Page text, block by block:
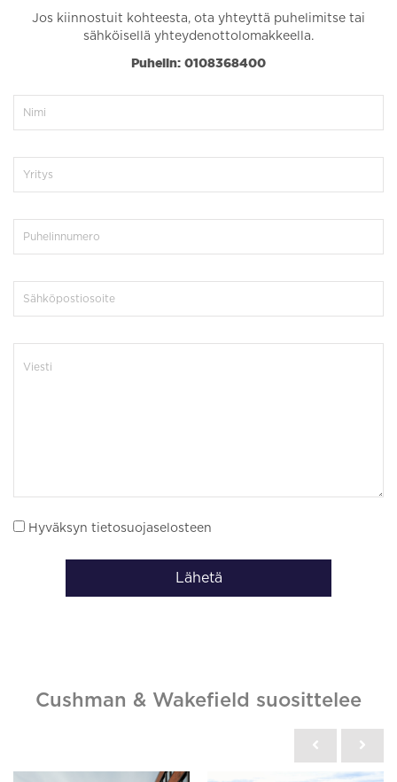
Jos kiinnostuit kohteesta, ota yhteyttä puhelimitse tai
sähköisellä yhteydenottolomakkeella.
Puhelin: 0108368400
Hyväksyn tietosuojaselosteen
Lähetä
Cushman & Wakefield suosittelee